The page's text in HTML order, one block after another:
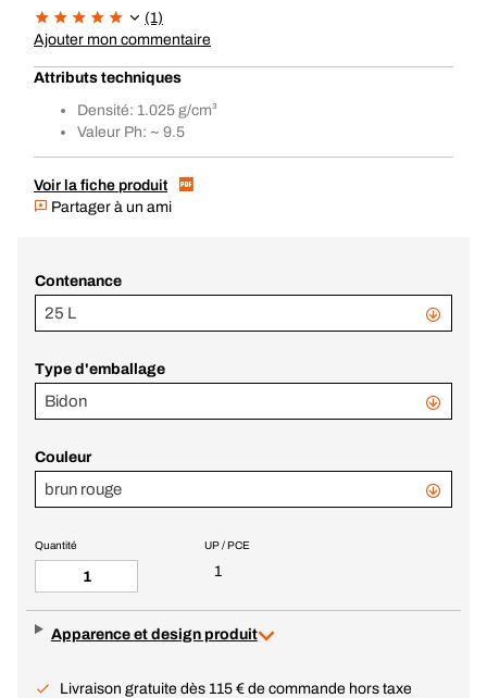
(1)
Ajouter mon commentaire
Attributs techniques
Densité: 1.025 g/cm³
Valeur Ph: ~ 9.5
Voir la fiche produit
Partager à un ami
Contenance
25 L
Type d'emballage
Bidon
Couleur
brun rouge
UP / PCE
1
Quantité
Apparence et design produit
Livraison gratuite dès 115 € de commande hors taxe